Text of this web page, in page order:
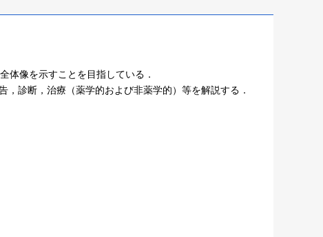
体像を示すことを目指している．
診断，治療（薬学的および非薬学的）等を解説する．